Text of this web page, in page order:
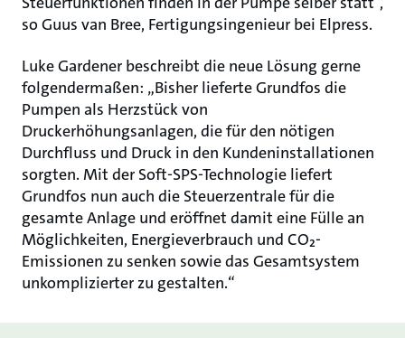
so Guus van Bree, Fertigungsingenieur bei Elpress.
Luke Gardener beschreibt die neue Lösung gerne
folgendermaßen: „Bisher lieferte Grundfos die
Pumpen als Herzstück von
Druckerhöhungsanlagen, die für den nötigen
Durchfluss und Druck in den Kundeninstallationen
sorgten. Mit der Soft-SPS-Technologie liefert
Grundfos nun auch die Steuerzentrale für die
gesamte Anlage und eröffnet damit eine Fülle an
Möglichkeiten, Energieverbrauch und CO₂-
Emissionen zu senken sowie das Gesamtsystem
unkomplizierter zu gestalten.“